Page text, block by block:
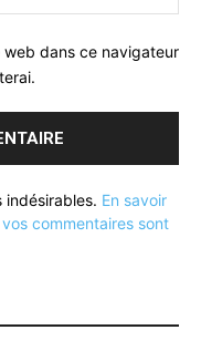
:
web dans ce navigateur
indésirables. En savoir
commentaires sont